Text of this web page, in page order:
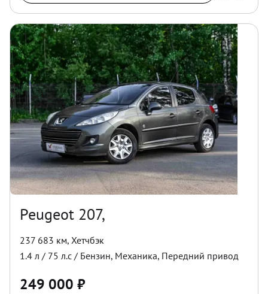
Peugeot 207,
237 683 км, Хетчбэк
1.4 л / 75 л.с / Бензин, Механика, Передний привод
249 000 ₽